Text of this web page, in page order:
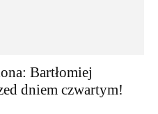
Bartłomiej
dniem czwartym!